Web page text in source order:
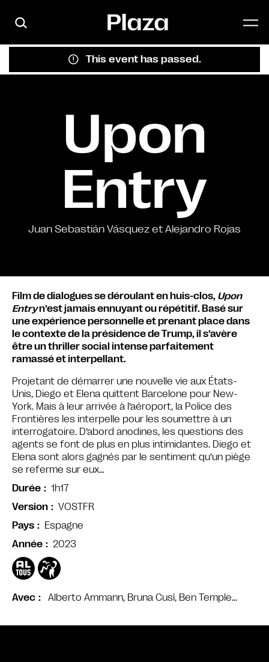
This event has passed.
Upon
Entry
Juan Sebastián Vásquez et Alejandro Rojas
Avec Alberto Ammann, Bruna Cusí, Ben Temple…
Film de dialogues se déroulant en huis-clos, Upon
Entryn’est jamais ennuyant ou répétitif. Basé sur
une expérience personnelle et prenant place dans
le contexte de la présidence de Trump, il s’avère
être un thriller social intense parfaitement
ramassé et interpellant.
Projetant de démarrer une nouvelle vie aux États-
Unis, Diego et Elena quittent Barcelone pour New-
York. Mais à leur arrivée à l’aéroport, la Police des
Frontières les interpelle pour les soumettre à un
interrogatoire. D’abord anodines, les questions des
agents se font de plus en plus intimidantes. Diego et
Elena sont alors gagnés par le sentiment qu’un piège
se referme sur eux…
Durée
1h17
Version
VOSTFR
Pays
Espagne
Année
2023